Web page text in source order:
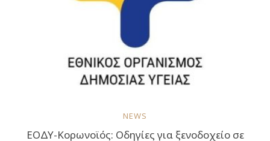
νόσο
NEWS
ΕΟΔΥ-Κορωνοϊός: Οδηγίες για ξενοδοχείο σε